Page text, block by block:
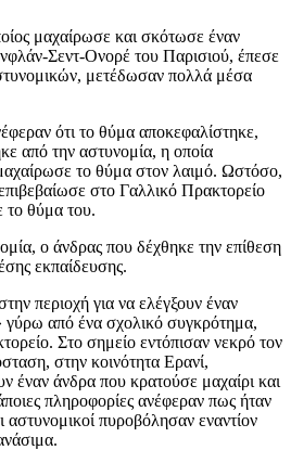
μαχαίρωσε και σκότωσε έναν
Σεντ-Ονορέ του Παρισιού, έπεσε
μετέδωσαν πολλά μέσα
ότι το θύμα αποκεφαλίστηκε,
από την αστυνομία, η οποία
μαχαίρωσε το θύμα στον λαιμό. Ωστόσο,
στο Γαλλικό Πρακτορείο
το θύμα του.
ο άνδρας που δέχθηκε την επίθεση
εκπαίδευσης.
περιοχή για να ελέγξουν έναν
γύρω από ένα σχολικό συγκρότημα,
Στο σημείο εντόπισαν νεκρό τον
στην κοινότητα Ερανί,
έναν άνδρα που κρατούσε μαχαίρι και
πληροφορίες ανέφεραν πως ήταν
πυροβόλησαν εναντίον